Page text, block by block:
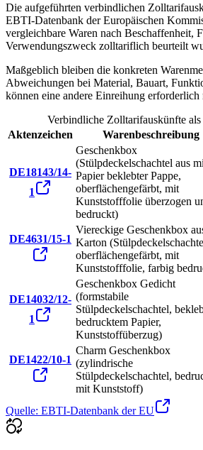
Die aufgeführten verbindlichen
EBTI-Datenbank der Europäischen
vergleichbare Waren nach Beschaffenheit,
Verwendungszweck zolltariflich beurteilt
Maßgeblich bleiben die konkreten
Abweichungen bei Material, Bauart,
können eine andere Einreihung erforderlich
Verbindliche Zolltarifauskünfte
Aktenzeichen
Warenbeschreibung
DE18143/14-
1
Geschenkbox
(Stülpdeckelschachtel aus
Papier beklebter Pappe,
oberflächengefärbt, mit
Kunststofffolie überzogen
bedruckt)
DE4631/15-1
Viereckige Geschenkbox
Karton
oberflächengefärbt, mit
Kunststofffolie, farbig
DE14032/12-
1
Geschenkbox Gedicht
(formstabile
Stülpdeckelschachtel,
bedrucktem Papier,
Kunststoffüberzug)
DE1422/10-1
Charm Geschenkbox
(zylindrische
Stülpdeckelschachtel,
mit Kunststoff)
Quelle: EBTI-Datenbank der EU